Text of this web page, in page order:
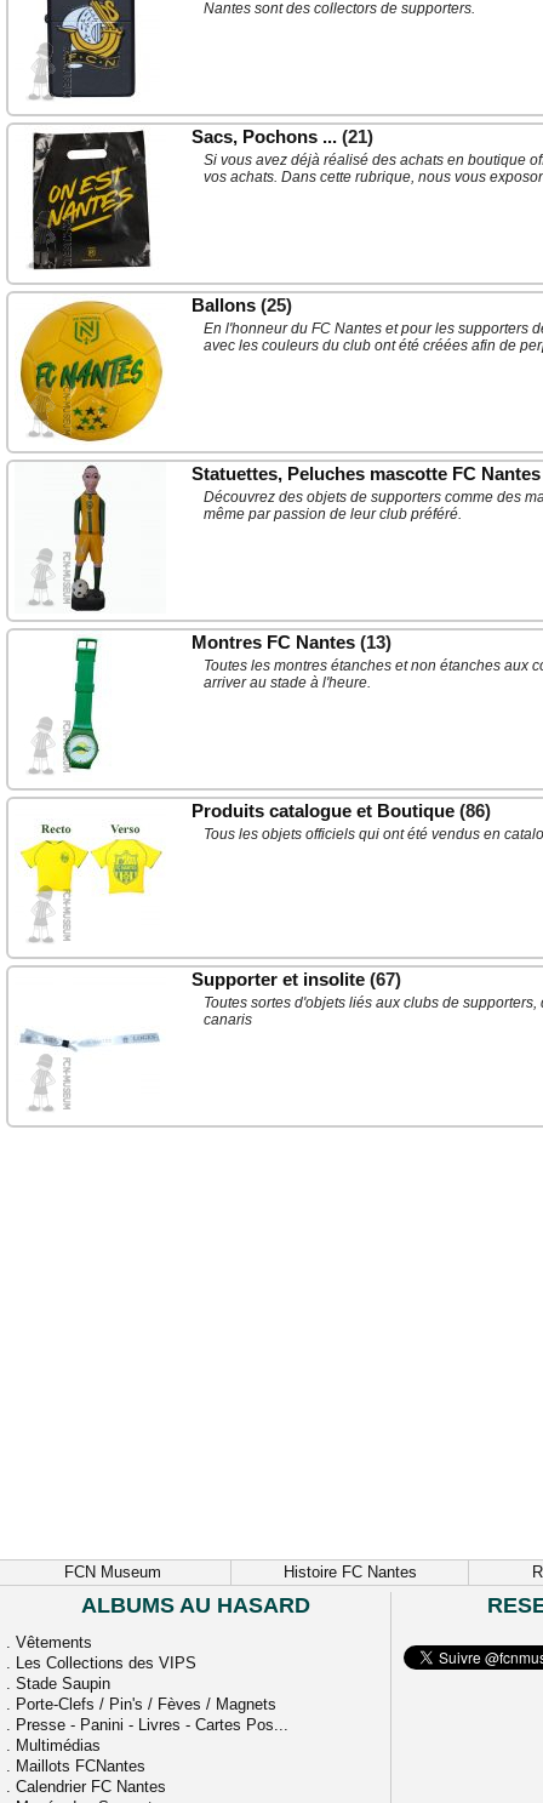
Nantes sont des collectors de supporters.
Sacs, Pochons ... (21)
Si vous avez déjà réalisé des achats en boutique
vos achats. Dans cette rubrique, nous vous
Ballons (25)
En l'honneur du FC Nantes et pour les supporters
avec les couleurs du club ont été créées afin de
Statuettes, Peluches mascotte FC Nantes
Découvrez des objets de supporters comme des
même par passion de leur club préféré.
Montres FC Nantes (13)
Toutes les montres étanches et non étanches aux
arriver au stade à l'heure.
Produits catalogue et Boutique (86)
Tous les objets officiels qui ont été vendus en
Supporter et insolite (67)
Toutes sortes d'objets liés aux clubs de
canaris
FCN Museum Histoire FC Nantes
ALBUMS AU HASARD
. Vêtements
. Les Collections des VIPS
. Stade Saupin
. Porte-Clefs / Pin's / Fèves / Magnets
. Presse - Panini - Livres - Cartes Pos...
. Multimédias
. Maillots FCNantes
. Calendrier FC Nantes